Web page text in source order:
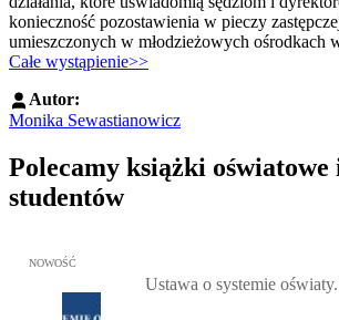
konieczność pozostawienia w pieczy
umieszczonych w młodzieżowych ośrodkach
Całe wystąpienie>>
Autor:
Monika Sewastianowicz
Polecamy książki oświatowe
studentów
Przejdź do: Ustawa o systemie oświaty.
NOWOŚĆ
Ustawa o systemie